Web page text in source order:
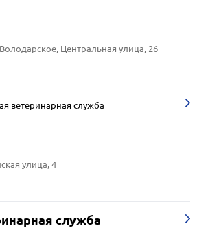
Центральная улица, 26
ветеринарная служба
улица, 4
служба